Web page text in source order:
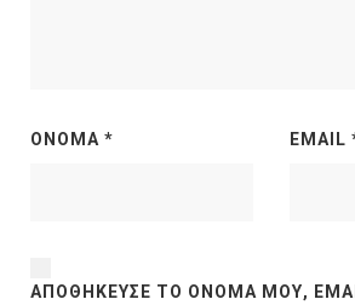
ΌΝΟΜΑ * EMAIL
ΑΠΟΘΉΚΕΥΣΕ ΤΟ ΌΝΟΜΆ ΜΟΥ,